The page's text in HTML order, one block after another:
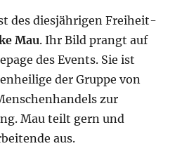
des diesjährigen Freiheit-
Mau. Ihr Bild prangt auf
des Events. Sie ist
der Gruppe von
zur
Mau teilt gern und
aus.